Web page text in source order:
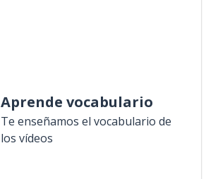
Aprende vocabulario
Te enseñamos el vocabulario de
los vídeos